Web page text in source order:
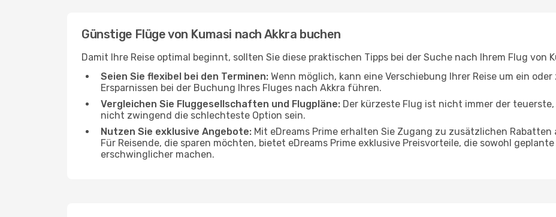
Günstige Flüge von Kumasi nach Akkra buchen
Damit Ihre Reise optimal beginnt, sollten Sie diese praktischen Tipps bei der Suche nach Ihrem Flug von
Seien Sie flexibel bei den Terminen: Wenn möglich, kann eine Verschiebung Ihrer Reise um ein
Ersparnissen bei der Buchung Ihres Fluges nach Akkra führen.
Vergleichen Sie Fluggesellschaften und Flugpläne: Der kürzeste Flug ist nicht immer der
nicht zwingend die schlechteste Option sein.
Nutzen Sie exklusive Angebote: Mit eDreams Prime erhalten Sie Zugang zu zusätzlichen Rabatten
Für Reisende, die sparen möchten, bietet eDreams Prime exklusive Preisvorteile, die sowohl
erschwinglicher machen.